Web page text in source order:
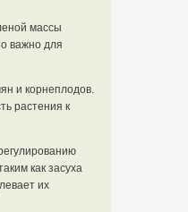
массы
важно для
и корнеплодов.
растения к
как засуха
их